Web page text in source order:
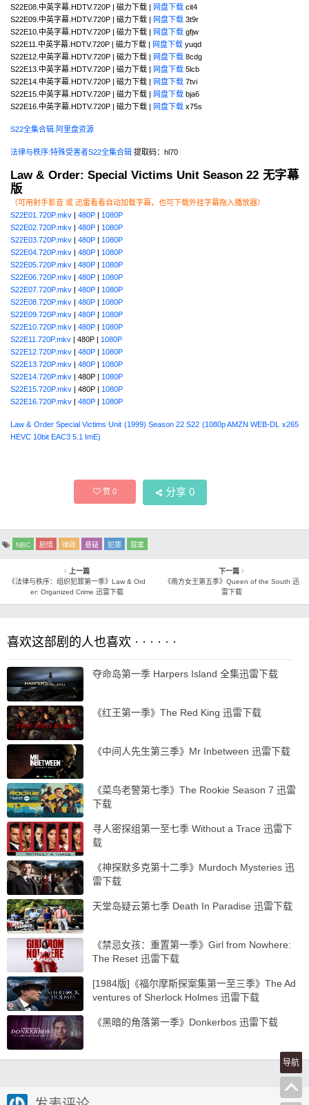
S22E08.中英字幕.HDTV.720P | 磁力下载 | 网盘下载 cit4
S22E09.中英字幕.HDTV.720P | 磁力下载 | 网盘下载 3t9r
S22E10.中英字幕.HDTV.720P | 磁力下载 | 网盘下载 gfjw
S22E11.中英字幕.HDTV.720P | 磁力下载 | 网盘下载 yuqd
S22E12.中英字幕.HDTV.720P | 磁力下载 | 网盘下载 8cdg
S22E13.中英字幕.HDTV.720P | 磁力下载 | 网盘下载 5lcb
S22E14.中英字幕.HDTV.720P | 磁力下载 | 网盘下载 7tvi
S22E15.中英字幕.HDTV.720P | 磁力下载 | 网盘下载 bja6
S22E16.中英字幕.HDTV.720P | 磁力下载 | 网盘下载 x75s
S22全集合辑.阿里盘资源
法律与秩序:特殊受害者S22全集合辑 提取码：hl70
Law & Order: Special Victims Unit Season 22 无字幕
版
（可用射手影音 或 迅雷看看自动加载字幕，也可下载外挂字幕拖入播放器）
S22E01.720P.mkv | 480P | 1080P
S22E02.720P.mkv | 480P | 1080P
S22E03.720P.mkv | 480P | 1080P
S22E04.720P.mkv | 480P | 1080P
S22E05.720P.mkv | 480P | 1080P
S22E06.720P.mkv | 480P | 1080P
S22E07.720P.mkv | 480P | 1080P
S22E08.720P.mkv | 480P | 1080P
S22E09.720P.mkv | 480P | 1080P
S22E10.720P.mkv | 480P | 1080P
S22E11.720P.mkv | 480P | 1080P
S22E12.720P.mkv | 480P | 1080P
S22E13.720P.mkv | 480P | 1080P
S22E14.720P.mkv | 480P | 1080P
S22E15.720P.mkv | 480P | 1080P
S22E16.720P.mkv | 480P | 1080P
Law & Order Special Victims Unit (1999) Season 22 S22 (1080p AMZN WEB-DL x265
HEVC 10bit EAC3 5.1 ImE)
赞0 分享 0
NBC 剧情 律政 悬疑 犯罪 罪案
上一篇
《法律与秩序：组织犯罪第一季》Law & Ord
er: Organized Crime 迅雷下载
下一篇
《南方女王第五季》Queen of the South 迅
雷下载
喜欢这部剧的人也喜欢 · · · · · ·
夺命岛第一季 Harpers Island 全集迅雷下载
《红王第一季》The Red King 迅雷下载
《中间人先生第三季》Mr Inbetween 迅雷下载
《菜鸟老警第七季》The Rookie Season 7 迅雷
下载
寻人密探组第一至七季 Without a Trace 迅雷下
载
《神探默多克第十二季》Murdoch Mysteries 迅
雷下载
天堂岛疑云第七季 Death In Paradise 迅雷下载
《禁忌女孩：重置第一季》Girl from Nowhere:
The Reset 迅雷下载
[1984版]《福尔摩斯探案集第一至三季》The Ad
ventures of Sherlock Holmes 迅雷下载
《黑暗的角落第一季》Donkerbos 迅雷下载
导航